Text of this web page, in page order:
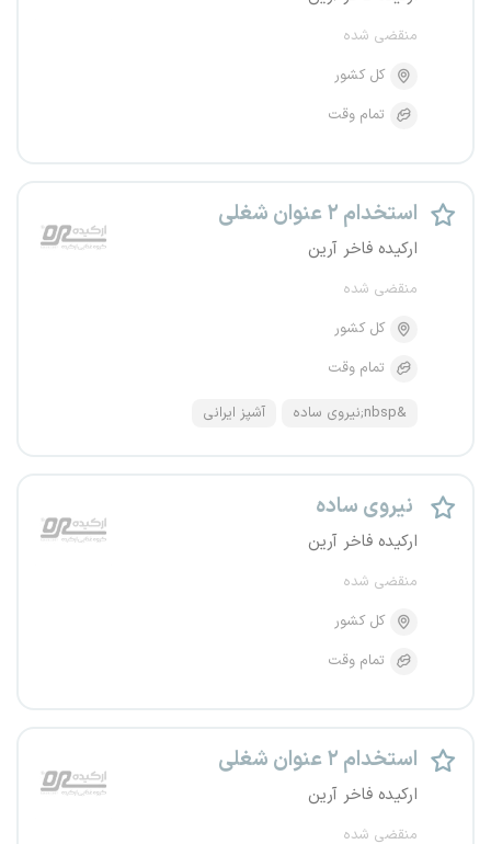
منقضی شده
کل کشور
تمام وقت
استخدام ۲ عنوان شغلی
ارکیده فاخر آرین
منقضی شده
کل کشور
تمام وقت
&nbsp;نیروی ساده آشپز ایرانی
نیروی ساده
ارکیده فاخر آرین
منقضی شده
کل کشور
تمام وقت
استخدام ۲ عنوان شغلی
ارکیده فاخر آرین
منقضی شده